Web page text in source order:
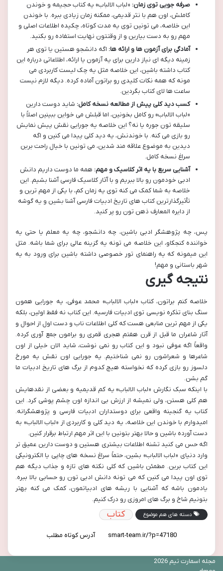
صرفه جویی توی زمان: «لباب الالباب» یه کتاب حجیمه و خوندن
کاملش، اون هم با نثر قدیمی، ممکنه زمان زیادی ببره. با خوندن
این خلاصه، می تونین توی یه مدت کوتاه، چکیده اطلاعات اصلی و
مهم رو به دست بیارین و از وقتتون نهایت استفاده رو بکنید.
آمادگی برای آزمون ها و ارائه ها: اگه دانشجو هستین یا توی هر
زمینه دیگه ای نیاز دارین برای یه آزمون یا ارائه، اطلاعاتی درباره این
کتاب داشته باشین، این خلاصه مثل یه چک لیست کاربردی می
مونه که همه نکات کلیدی رو براتون آماده کرده. دیگه لازم نیست
ساعت ها لای کتاب بگردین.
کسب دید کلی پیش از مطالعه نسخه کامل: شاید دوست دارین
«لباب الالباب» رو کامل بخونین، اما قبلش می خواین ببینین اصلاً با
سلیقه تون جوره یا نه؟ این خلاصه یه جورایی نقش پیش نمایش
رو بازی می کنه. با خوندنش، یه دید کلی پیدا می کنین و اگه
دیدین به موضوع علاقه مند شدین، می تونین با خیال راحت برین
سراغ نسخه کامل.
آشنایی سریع با یه اثر کلاسیک و مهم: همه ما دوست داریم دانش
ادبی خودمون رو بالا ببریم و با آثار کلاسیک فارسی آشنا بشیم. این
خلاصه به شما کمک می کنه توی یه زمان کم، با یکی از مهم ترین و
تأثیرگذارترین کتاب های تاریخ ادبیات فارسی آشنا بشین و یه گوشه
از دایره المعارف ذهن تون رو پر کنید.
پس، چه پژوهشگر ادبی باشین، چه دانشجو، چه یه معلم یا حتی یه
خواننده کنجکاو، این خلاصه می تونه یه گزینه عالی برای شما باشه. مثل
این میمونه که یه راهنمای تور خصوصی داشته باشین برای ورود به یه
شهر باستانی و مهم!
نتیجه گیری
خلاصه کنم براتون، کتاب «لباب الالباب» محمد عوفی، یه جورایی همون
سنگ بنای تذکره نویسی توی ادبیات فارسیه. این کتاب نه فقط اولین، بلکه
یکی از مهم ترین منابعی هست که کلی اطلاعات ناب و دست اول از احوال و
آثار شاعران ما قبل از قرن هفتم هجری قمری رو برامون جمع آوری کرده.
واقعاً اگه عوفی نبود و این کتاب رو نمی نوشت، شاید الان خیلی از اون
شاعرها و شعراشون رو نمی شناختیم. یه جورایی اون نقش یه مورخ
دلسوز رو بازی کرده که نخواسته هیچ کدوم از برگ های تاریخ ادبیات ما
گم بشن.
با اینکه سبک نگارش «لباب الالباب» یه کم قدیمیه و بعضی از نقدهایش
هم کلی هستن، ولی نمیشه از ارزش بی اندازه اون چشم پوشی کرد. این
کتاب یه گنجینه واقعی برای دوستداران ادبیات فارسی و پژوهشگرانه.
امیدوارم با خوندن این خلاصه، یه دید کلی و کاربردی از «لباب الالباب» به
دست آورده باشین و حالا بهتر بتونین با این اثر مهم ارتباط برقرار کنین.
اگه حس می کنید تشنه اطلاعات بیشتری هستین و دوست دارین عمیق تر
وارد دنیای «لباب الالباب» بشین، حتماً سراغ نسخه های چاپی یا الکترونیکی
این کتاب برین. مطمئن باشین که کلی نکته های تازه و جذاب دیگه هم
توی اون پیدا می کنین که می تونه دانش ادبی تون رو حسابی بالا ببره.
یادمون باشه که آشنایی با ریشه های ادبیاتمون، کمک می کنه بهتر
بتونیم شاخ و برگ های امروزی رو درک کنیم.
دسته های هم موضوع کتاب
آدرس کوتاه مطلب
مجله اسمارت تیم 2026